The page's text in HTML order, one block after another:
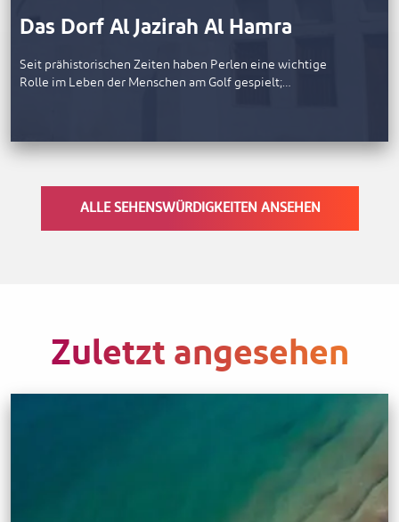
Das Dorf Al Jazirah Al Hamra
Seit prähistorischen Zeiten haben Perlen eine wichtige
Rolle im Leben der Menschen am Golf gespielt;…
ALLE SEHENSWÜRDIGKEITEN ANSEHEN
Zuletzt angesehen